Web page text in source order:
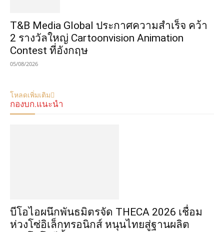
​T&B Media Global ประกาศความสำเร็จ คว้า
2 รางวัลใหญ่ Cartoonvision Animation
Contest ที่อังกฤษ
05/08/2026
โหลดเพิ่มเติม
กองบก.แนะนำ
บีโอไอผนึกพันธมิตรจัด THECA 2026 เชื่อม
ห่วงโซ่อิเล็กทรอนิกส์ หนุนไทยสู่ฐานผลิต